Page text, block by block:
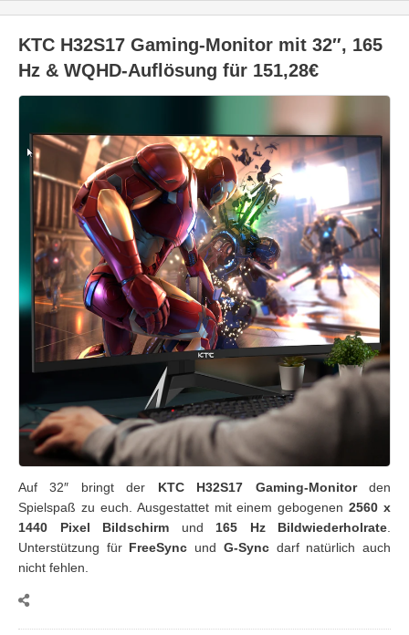
KTC H32S17 Gaming-Monitor mit 32″, 165
Hz & WQHD-Auflösung für 151,28€
Auf 32″ bringt der KTC H32S17 Gaming-Monitorden
Spielspaß zu euch. Ausgestattet mit einem gebogenen2560 x
1440 Pixel Bildschirm und 165 Hz Bildwiederholrate
Unterstützung für FreeSync und G-Syncdarf natürlich auch
nicht fehlen.